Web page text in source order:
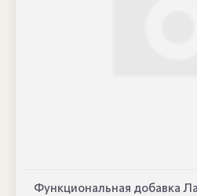
Функциональная добавка